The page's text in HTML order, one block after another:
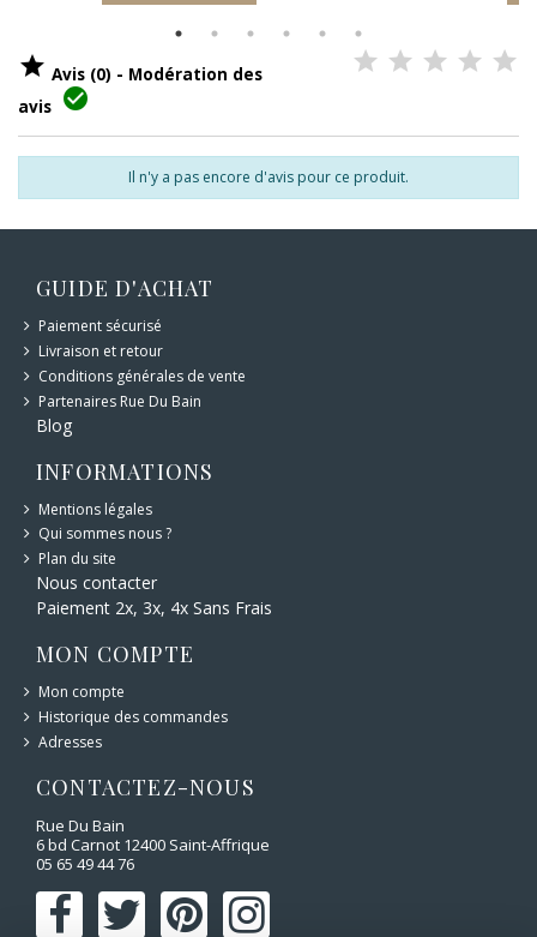
 Avis (0) - Modération des
avis 
Il n'y a pas encore d'avis pour ce produit.
GUIDE D'ACHAT
Paiement sécurisé
Livraison et retour
Conditions générales de vente
Partenaires Rue Du Bain
Blog
INFORMATIONS
Mentions légales
Qui sommes nous ?
Plan du site
Nous contacter
Paiement 2x, 3x, 4x Sans Frais
MON COMPTE
Mon compte
Historique des commandes
Adresses
CONTACTEZ-NOUS
Rue Du Bain
6 bd Carnot 12400 Saint-Affrique
05 65 49 44 76